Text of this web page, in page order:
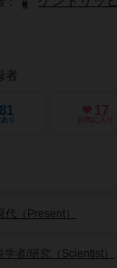
者
81
り
17
お気に入り
代（Present）
学者/研究（Scientist）